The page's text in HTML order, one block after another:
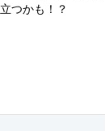
つかも！？